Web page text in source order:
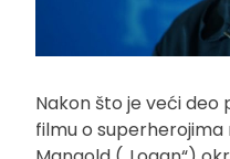
Nakon što je veći
filmu o superherojima